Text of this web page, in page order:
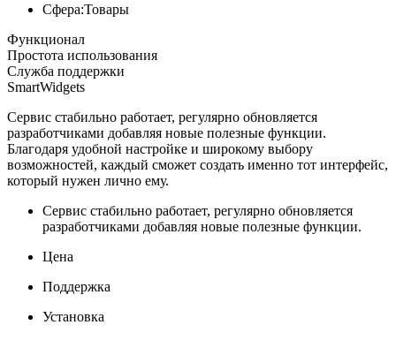
Сфера:Товары
Функционал
Простота использования
Служба поддержки
SmartWidgets
Сервис стабильно работает, регулярно обновляется
разработчиками добавляя новые полезные функции.
Благодаря удобной настройке и широкому выбору
возможностей, каждый сможет создать именно тот интерфейс,
который нужен лично ему.
Сервис стабильно работает, регулярно обновляется
разработчиками добавляя новые полезные функции.
Цена
Поддержка
Установка